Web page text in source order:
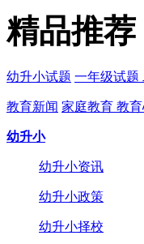
精品推荐
幼升小试题 一年级试题
教育新闻 家庭教育 教
幼升小
幼升小资讯
幼升小政策
幼升小择校